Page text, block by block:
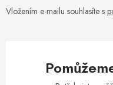
Vložením e-mailu souhlasíte s